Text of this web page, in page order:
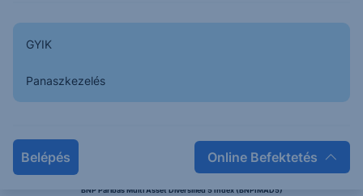
GYIK
Panaszkezelés
Belépés Online Befektetés
2024-11-012025-02-182025-06-072025-09-242026-01-112026-04-302026-08-172026-12-042027-03-232027-07-102027-10-27
BNP Paribas Multi Asset Diversified 5 Index (BNPIMAD5)
108%)
BNP Paribas Multi Asset Diversified 5 Index (BNPIMAD5)